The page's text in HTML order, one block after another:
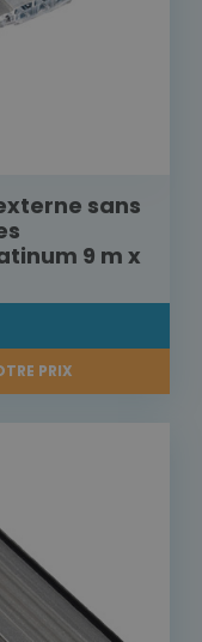
sans
9 m x
PRIX